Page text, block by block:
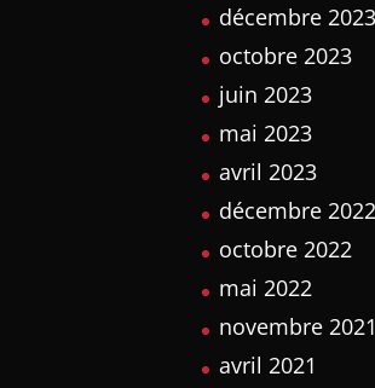
décembre 2023
octobre 2023
juin 2023
mai 2023
avril 2023
décembre 2022
octobre 2022
mai 2022
novembre 2021
avril 2021